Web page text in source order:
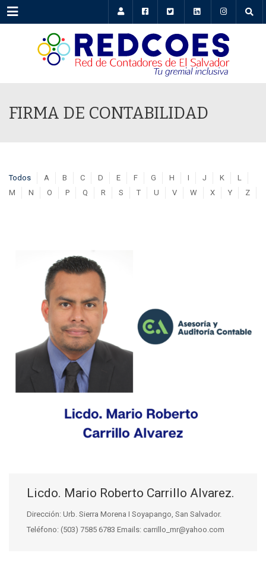
Menu
FIRMA DE CONTABILIDAD
Todos A B C D E F G H I J K
L
M
N O P Q R S T U V W X Y Z
Licdo. Mario Roberto Carrillo Alvarez.
Dirección: Urb. Sierra Morena I Soyapango, San Salvador.
Teléfono: (503) 7585 6783 Emails: carrillo_mr@yahoo.com